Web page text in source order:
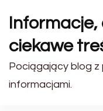
Informacje,
ciekawe
Pociągający blog z
informacjami.